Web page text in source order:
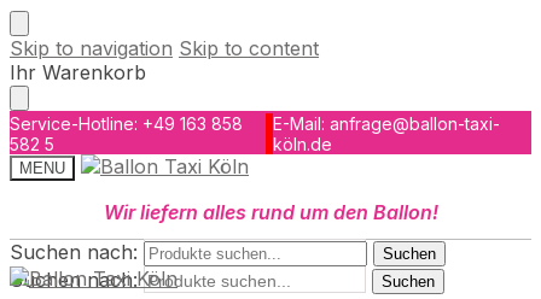
Skip to navigation Skip to content
Ihr Warenkorb
Service-Hotline: +49 163 858
582 5
E-Mail: anfrage@ballon-taxi-
köln.de
MENU
Wir liefern alles rund um den Ballon!
Suchen nach: Suchen
Suchen nach: Suchen